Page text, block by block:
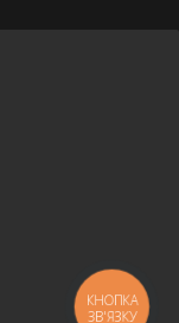
КНОПКА
ЗВ'ЯЗКУ